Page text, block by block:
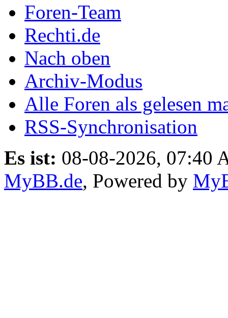
Foren-Team
Rechti.de
Nach oben
Archiv-Modus
Alle Foren als gelesen
RSS-Synchronisation
Es ist: 08-08-2026, 07:40
MyBB.de, Powered by